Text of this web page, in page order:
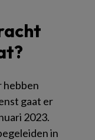
hebben
gaat er
2023.
in